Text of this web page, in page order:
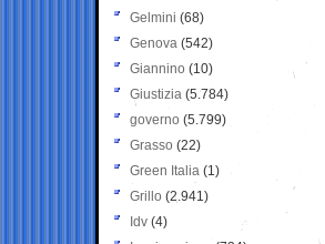
Gelmini (68)
Genova (542)
Giannino (10)
Giustizia (5.784)
governo (5.799)
Grasso (22)
Green Italia (1)
Grillo (2.941)
Idv (4)